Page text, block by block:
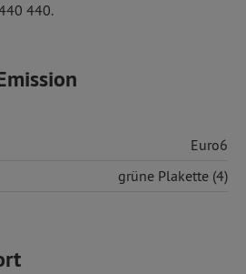
440.
Euro6
grüne Plakette (4)